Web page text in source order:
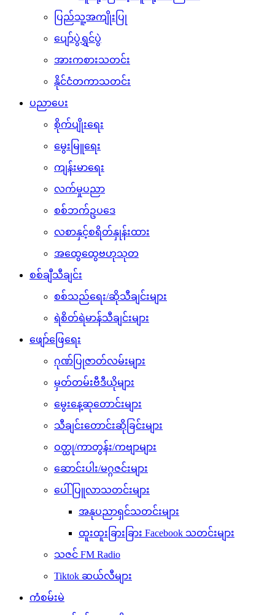
ပြည်သူ့အကျိုးပြု
ပျော်ပွဲရွှင်ပွဲ
အားကစားသတင်း
နိုင်ငံတကာသတင်း
ပညာပေး
စိုက်ပျိုးရေး
မွေးမြူရေး
ကျန်းမာရေး
လက်မှုပညာ
စစ်ဘက်ဥပဒေ
လစာနှင့်စရိတ်နှုန်းထား
အထွေထွေဗဟုသုတ
စစ်ချီသီချင်း
စစ်သည်ရေး/ဆိုသီချင်းများ
ရဲစိတ်ရဲမာန်သီချင်းများ
ဖျော်ဖြေရေး
ဂုဏ်ပြုဇာတ်လမ်းများ
မှတ်တမ်းဗီဒီယိုများ
မွေးနေ့ဆုတောင်းများ
သီချင်းတောင်းဆိုခြင်းများ
ဝတ္ထု/ကာတွန်း/ကဗျာများ
ဆောင်းပါး/မဂ္ဂဇင်းများ
ပေါ်ပြူလာသတင်းများ
အနုပညာရှင်သတင်းများ
ထူးထူးခြားခြား Facebook သတင်းများ
သဇင် FM Radio
Tiktok ဆယ်လီများ
ကံစမ်းမဲ